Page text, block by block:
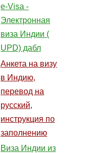
e-Visa -
Электронная
виза Индии (
UPD) дабл
Анкета на визу
в Индию,
перевод на
русский,
инструкция по
заполнению
Виза Индии из